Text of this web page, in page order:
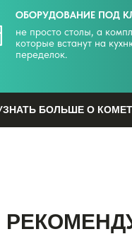
ОБОРУДОВАНИЕ ПОД
не просто столы, а
которые встанут на
переделок.
БОЛЬШЕ О